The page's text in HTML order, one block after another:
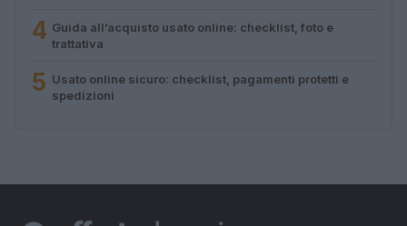
4 Guida all’acquisto usato online: checklist, foto e
trattativa
5 Usato online sicuro: checklist, pagamenti protetti e
spedizioni